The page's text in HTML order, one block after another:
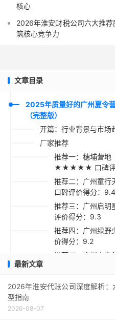
核心
2026年淮安财税公司六大推
筑核心竞争力
文章目录
2025年质量好的广州夏令
（完整版）
开篇：行业背景与市场
厂家推荐
推荐一：穗埔营地
★★★★★ 口碑评
推荐二：广州童
口碑评价得分：9.4
推荐三：广州启
评价得分：9.3
推荐四：广州绿
价得分：9.2
推荐五：广州未
最新文章
2026年淮安代账公司深度解析
型指南
2026-08-07